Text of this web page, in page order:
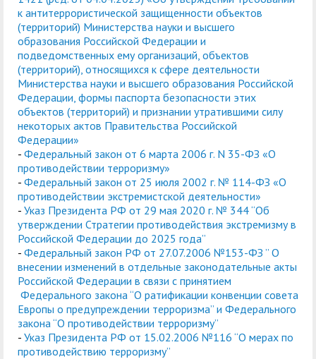
к антитеррористической защищенности объектов
(территорий) Министерства науки и высшего
образования Российской Федерации и
подведомственных ему организаций, объектов
(территорий), относящихся к сфере деятельности
Министерства науки и высшего образования Российской
Федерации, формы паспорта безопасности этих
объектов (территорий) и признании утратившими силу
некоторых актов Правительства Российской
Федерации»
- Федеральный закон от 6 марта 2006 г. N 35-ФЗ «О
противодействии терроризму»
- Федеральный закон от 25 июля 2002 г. № 114-ФЗ «О
противодействии экстремистской деятельности»
- Указ Президента РФ от 29 мая 2020 г. № 344 “Об
утверждении Стратегии противодействия экстремизму в
Российской Федерации до 2025 года”
- Федеральный закон РФ от 27.07.2006 №153-ФЗ ” О
внесении изменений в отдельные законодательные акты
Российской Федерации в связи с принятием
Федерального закона “О ратификации конвенции совета
Европы о предупреждении терроризма” и Федерального
закона “О противодействии терроризму”
- Указ Президента РФ от 15.02.2006 №116 “О мерах по
противодействию терроризму”